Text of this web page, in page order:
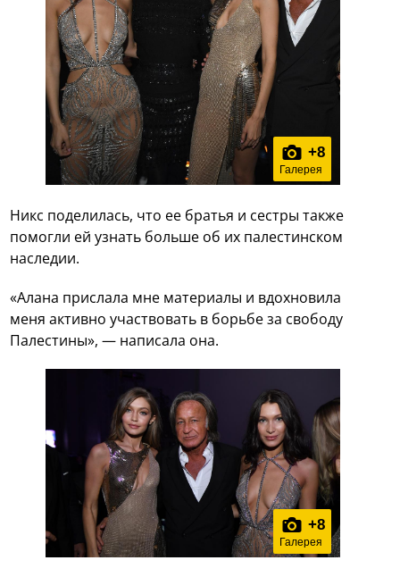
+8
Галерея
Никс поделилась, что ее братья и сестры также
помогли ей узнать больше об их палестинском
наследии.
«Алана прислала мне материалы и вдохновила
меня активно участвовать в борьбе за свободу
Палестины», — написала она.
+8
Галерея